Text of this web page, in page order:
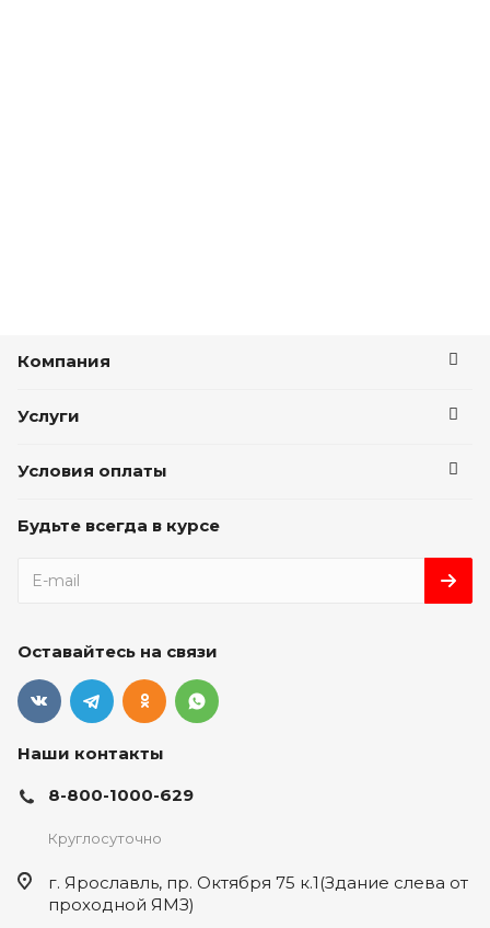
Компания
Услуги
Условия оплаты
Будьте всегда в курсе
Оставайтесь на связи
Наши контакты
8-800-1000-629
Круглосуточно
г. Ярославль, пр. Октября 75 к.1(Здание слева от
проходной ЯМЗ)